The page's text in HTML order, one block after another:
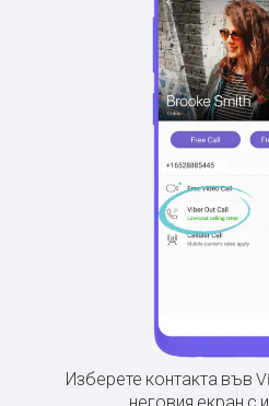
Изберете контакта във
неговия екран с